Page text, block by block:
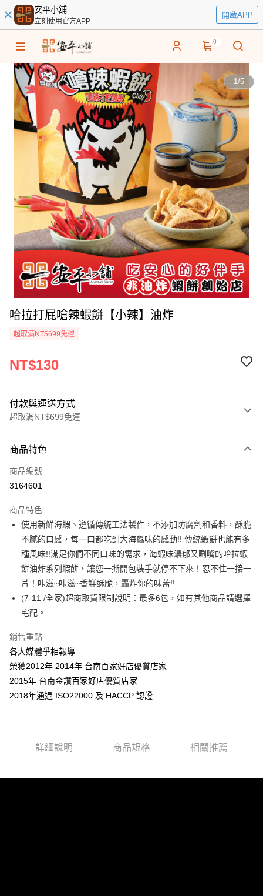
安平小舖
立刻使用官方APP
開啟APP
0
1/5
哈拉打屁嗆辣蝦餅【小辣】油炸
超取滿NT$699免運
NT$130
付款與運送方式
超取滿NT$699免運
信用卡一次付款
超商取貨付款
Apple Pay
悠遊付
Google Pay
全盈+PAY
ATM付款
運送方式
全家取貨付款699免運
每筆NT$70，滿NT$699(含以上)免運費
付款後全家取貨
每筆NT$100
商品特色
商品編號
3164601
商品特色
使用新鮮海蝦、遵循傳統工法製作，不添加防腐劑和香料，酥脆
不膩的口感，每一口都吃到大海鱻味的感動!! 傳統蝦餅也能有多
種風味!!滿足你們不同口味的需求，海蝦味濃郁又唰嘴的哈拉蝦
餅油炸系列蝦餅，讓您一撕開包裝手就停不下來！忍不住一接一
片！咔滋~咔滋~香鮮酥脆，轟炸你的味蕾!!
(7-11 /全家)超商取貨限制說明：最多6包，如有其他商品請選擇
宅配。
銷售重點
各大媒體爭相報導
榮獲2012年 2014年 台南百家好店優質店家
2015年 台南金讚百家好店優質店家
2018年通過 ISO22000 及 HACCP 認證
詳細說明 商品規格 相關推薦